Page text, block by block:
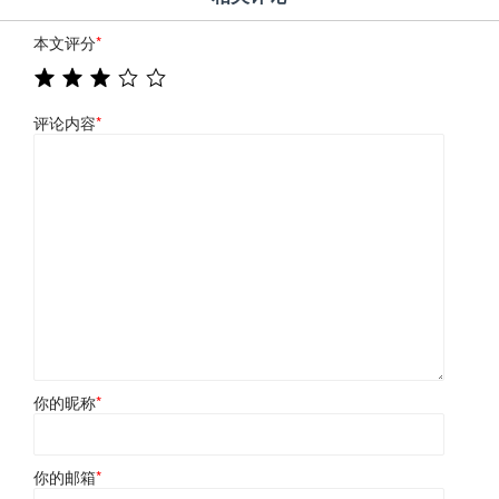
本文评分*
评论内容*
你的昵称*
你的邮箱*